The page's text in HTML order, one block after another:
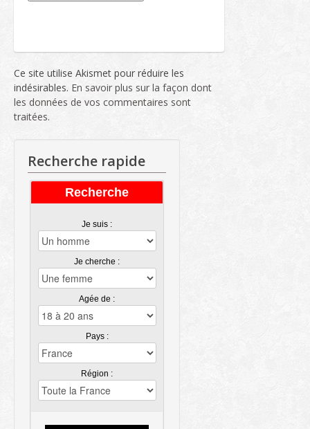
Ce site utilise Akismet pour réduire les
indésirables. En savoir plus sur la façon dont
les données de vos commentaires sont
traitées.
Recherche rapide
Recherche
Je suis :
Je cherche :
Agée de :
Pays :
Région :